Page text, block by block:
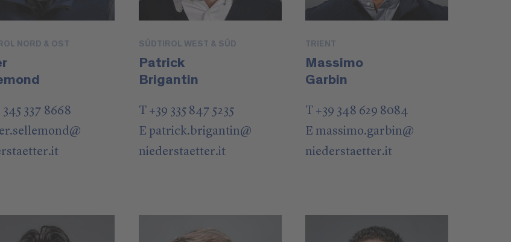
NORD & OST
345 337 8668
@
.it
SÜDTIROL WEST & SÜD
Patrick
Brigantin
T +39 335 847 5235
E patrick.brigantin@
niederstaetter.it
TRIENT
Massimo
Garbin
T +39 348 629 8084
E massimo.garbin@
niederstaetter.it